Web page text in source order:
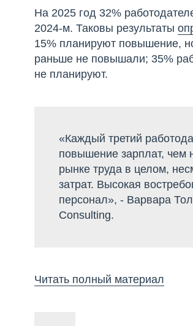
На 2025 год 32%
2024‑м. Таковы результаты
15% планируют повышение,
раньше не повышали; 35%
не планируют.
«Каждый третий
повышение зарплат, чем
рынке труда в целом,
затрат. Высокая
персонал», - Варвара
Consulting.
Читать полный материал